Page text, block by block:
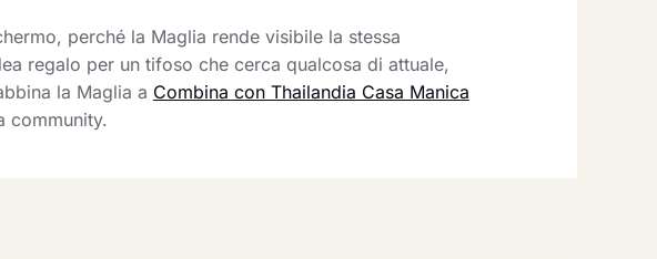
perché la Maglia rende visibile la stessa
regalo per un tifoso che cerca qualcosa di attuale,
la Maglia a Combina con Thailandia Casa Manica
community.